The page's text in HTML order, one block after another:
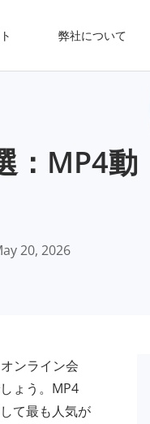
弊社について
：MP4動
20, 2026
ンライン会
ょう。MP4
て最も人気が